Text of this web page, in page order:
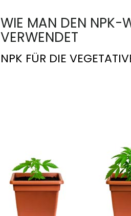
WIE MAN DEN NPK-
VERWENDET
NPK FÜR DIE